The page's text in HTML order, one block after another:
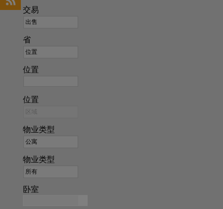
交易
省
位置
位置
物业类型
物业类型
卧室